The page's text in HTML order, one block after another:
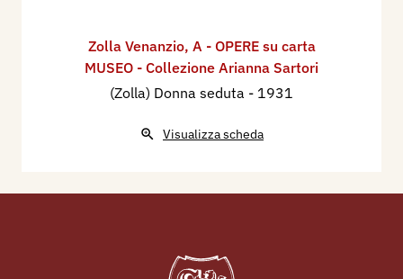
Zolla Venanzio, A - OPERE su carta
MUSEO - Collezione Arianna Sartori
(Zolla) Donna seduta - 1931
Visualizza scheda